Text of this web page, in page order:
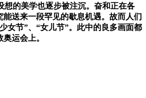
想的美学也逐步被注沉。奋和正在各
能送来一段罕见的歇息机遇。故而人们
女节”、“女儿节”。此中的良多画面都
运会上。